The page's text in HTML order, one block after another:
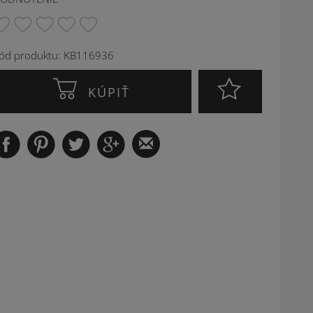
produktu: KB116936
KÚPIŤ